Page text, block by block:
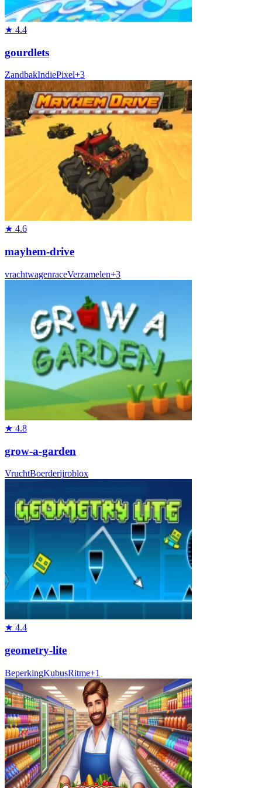
★ 4.4
gourdlets
ZandbakIndiePixel+3
★ 4.6
mayhem-drive
vrachtwagenraceVerzamelen+3
★ 4.8
grow-a-garden
VruchtBoerderijroblox
★ 4.4
geometry-lite
BeperkingKubusRitme+1